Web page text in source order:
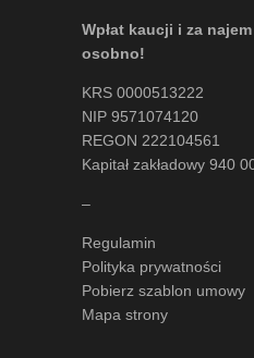
Wpłat kaucji i za
osobno!
KRS 0000513222
NIP 9571074120
REGON 222104561
Kapitał zakładowy 940
–
Regulamin
Polityka prywatności
Pobierz szablon umowy
Mapa strony